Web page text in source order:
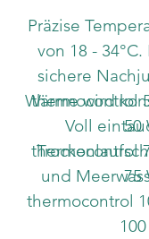
Präzise
von 18 -
sichere
Wärme wird
Voll
und
thermocontrol
50
thermocontrol
75
thermocontrol